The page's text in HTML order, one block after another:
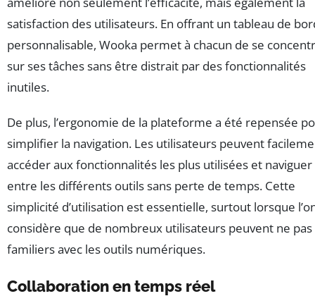
satisfaction des utilisateurs. En offrant un tableau de
personnalisable, Wooka permet à chacun de se
sur ses tâches sans être distrait par des fonctionnalités
inutiles.
De plus, l’ergonomie de la plateforme a été repensée
simplifier la navigation. Les utilisateurs peuvent
accéder aux fonctionnalités les plus utilisées et naviguer
entre les différents outils sans perte de temps. Cette
simplicité d’utilisation est essentielle, surtout lorsque
considère que de nombreux utilisateurs peuvent ne
familiers avec les outils numériques.
Collaboration en temps réel